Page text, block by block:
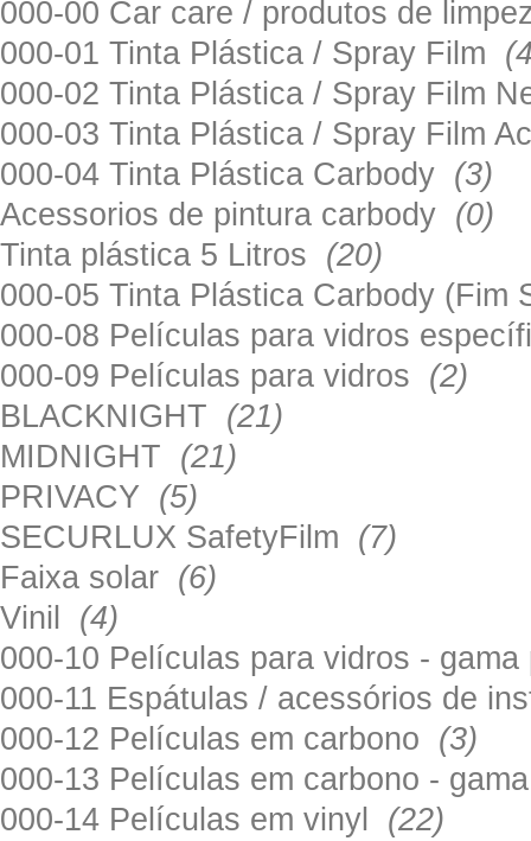
000-00 Car care / produtos de
000-01 Tinta Plástica / Spray Film
000-02 Tinta Plástica / Spray Film
000-03 Tinta Plástica / Spray Film
000-04 Tinta Plástica Carbody (3)
Acessorios de pintura carbody (0)
Tinta plástica 5 Litros (20)
000-05 Tinta Plástica Carbody
000-08 Películas para vidros
000-09 Películas para vidros (2)
BLACKNIGHT (21)
MIDNIGHT (21)
PRIVACY (5)
SECURLUX SafetyFilm (7)
Faixa solar (6)
Vinil (4)
000-10 Películas para vidros -
000-11 Espátulas / acessórios de
000-12 Películas em carbono (3)
000-13 Películas em carbono -
000-14 Películas em vinyl (22)